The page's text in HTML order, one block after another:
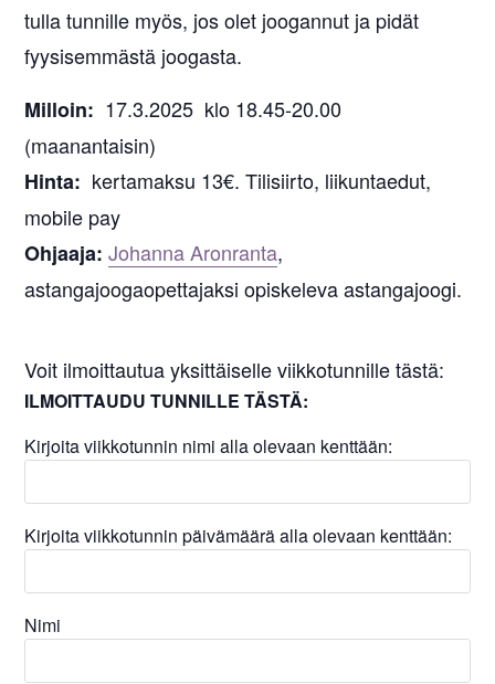
tulla tunnille myös, jos olet joogannut ja pidät
fyysisemmästä joogasta.
Milloin: 17.3.2025 klo 18.45-20.00
(maanantaisin)
Hinta: kertamaksu 13€. Tilisiirto, liikuntaedut,
mobile pay
Ohjaaja:Johanna Aronranta,
astangajoogaopettajaksi opiskeleva astangajoogi.
Voit ilmoittautua yksittäiselle viikkotunnille tästä:
ILMOITTAUDU TUNNILLE TÄSTÄ:
Kirjoita viikkotunnin nimi alla olevaan kenttään:
Kirjoita viikkotunnin päivämäärä alla olevaan kenttään:
Nimi